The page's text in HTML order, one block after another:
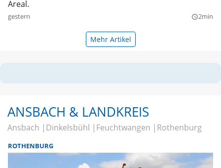
Areal.
gestern query_builder2min
Mehr Artikel
ANSBACH & LANDKREIS
Ansbach Dinkelsbühl Feuchtwangen Rothenburg
ROTHENBURG